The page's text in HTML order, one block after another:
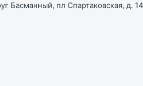
Басманный, пл Спартаковская, д.